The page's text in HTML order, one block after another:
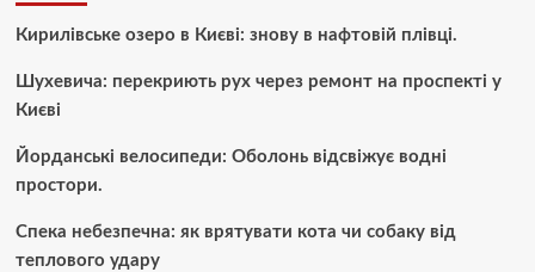
Кирилівське озеро в Києві: знову в нафтовій плівці.
Шухевича: перекриють рух через ремонт на проспекті у
Києві
Йорданські велосипеди: Оболонь відсвіжує водні
простори.
Спека небезпечна: як врятувати кота чи собаку від
теплового удару